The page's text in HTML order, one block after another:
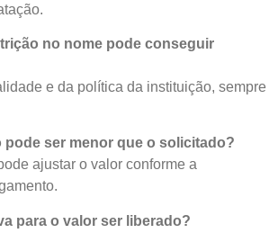
no nome pode conseguir
e da política da instituição, sempre
pode ser menor que o solicitado?
ajustar o valor conforme a
para o valor ser liberado?